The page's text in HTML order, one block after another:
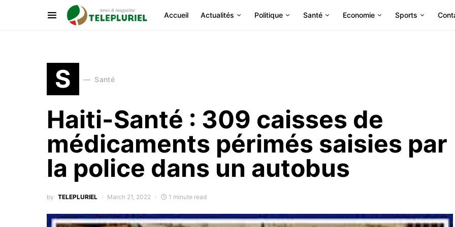
Accueil Actualités Politique Santé Economie Sports
S Santé
Haiti-Santé : 309 caisses de
médicaments périmés saisies par
la police dans un autobus
by TELEPLURIEL March 21, 2022 1 minute read